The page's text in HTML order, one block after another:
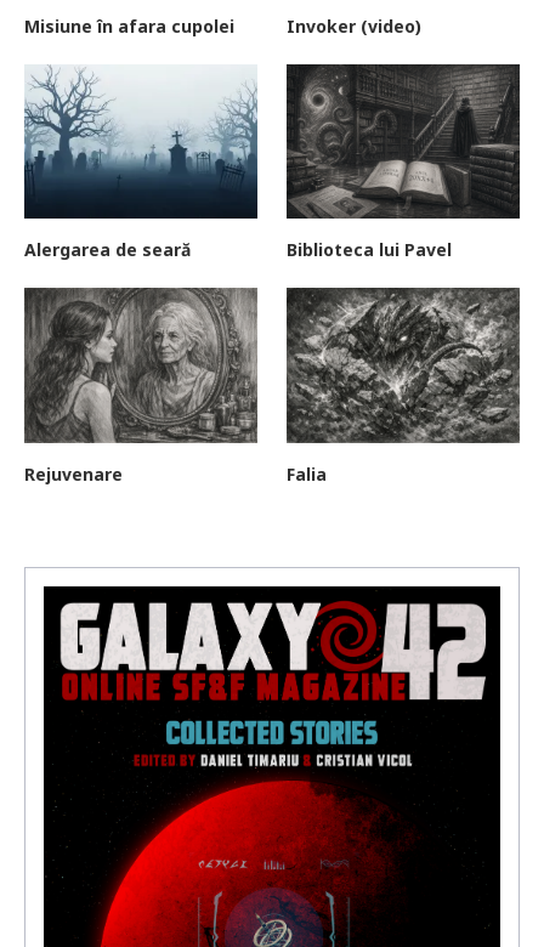
Misiune în afara cupolei Invoker (video)
Alergarea de seară Biblioteca lui Pavel
Rejuvenare Falia